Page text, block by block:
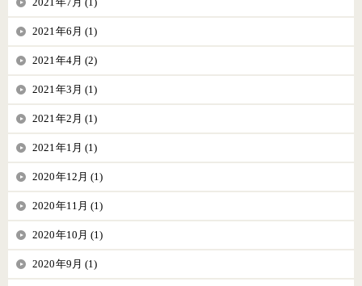
2021年6月 (1)
2021年4月 (2)
2021年3月 (1)
2021年2月 (1)
2021年1月 (1)
2020年12月 (1)
2020年11月 (1)
2020年10月 (1)
2020年9月 (1)